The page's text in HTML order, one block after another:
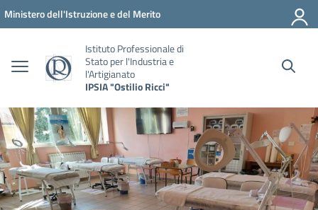
Vai ai contenuti
Vai al menu di navigazione
Vai al footer
Ministero dell'Istruzione e del Merito
Istituto Professionale di
Stato per l'Industria e
l'Artigianato
IPSIA "Ostilio Ricci"